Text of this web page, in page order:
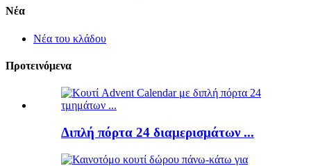
Νέα
Νέα του κλάδου
Προτεινόμενα
Διπλή πόρτα 24 διαμερισμάτων ...